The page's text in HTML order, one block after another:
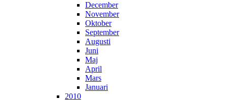
December
November
Oktober
September
Augusti
Juni
Maj
April
Mars
Januari
2010